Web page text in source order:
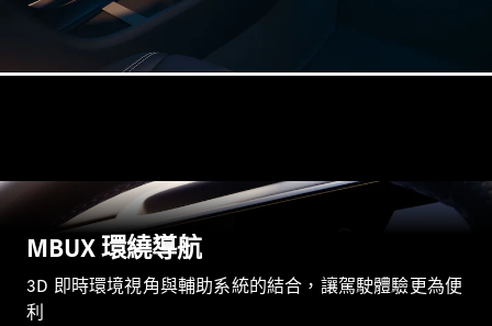
Shooting
Brake
CLA
E-Class
Estate
訂製夢想車
預約賞車
MBUX 環繞導航
3D 即時環境視角與輔助系統的結合，讓駕駛體驗更為便
利